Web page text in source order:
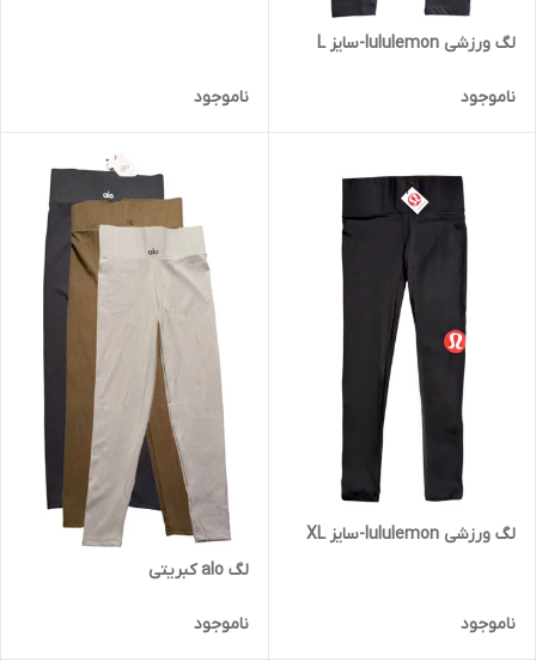
لگ ورزشی lululemon-سایز L
ناموجود ناموجود
لگ ورزشی lululemon-سایز XL
ناموجود
لگ alo کبریتی
ناموجود